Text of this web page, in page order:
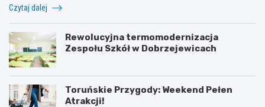
Czytaj dalej
Rewolucyjna termomodernizacja
Zespołu Szkół w Dobrzejewicach
Toruńskie Przygody: Weekend Pełen
Atrakcji!